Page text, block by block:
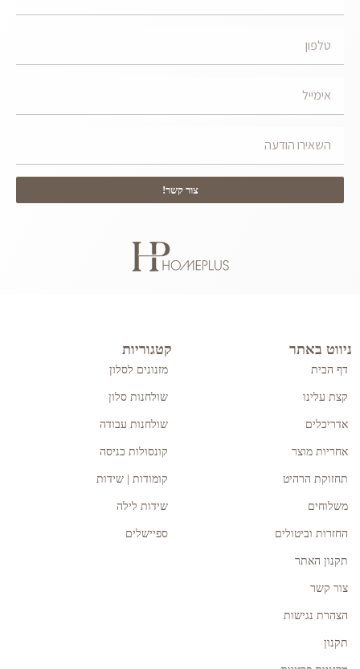
צור קשר!
ניווט באתר
דף הבית
קצת עלינו
אדריכלים
אחריות מוצר
תחזוקת הרהיט
משלוחים
החזרות וביטולים
תקנון האתר
צור קשר
הצהרת נגישות
תקנון
קטגוריות
מזנונים לסלון
שולחנות סלון
שולחנות עבודה
קונסולות כניסה
קומודות | שידות
שידות לילה
ספיישלים